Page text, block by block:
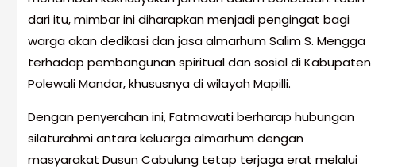
dari itu, mimbar ini diharapkan menjadi pengingat bagi
warga akan dedikasi dan jasa almarhum Salim S. Mengga
terhadap pembangunan spiritual dan sosial di Kabupaten
Polewali Mandar, khususnya di wilayah Mapilli.
Dengan penyerahan ini, Fatmawati berharap hubungan
silaturahmi antara keluarga almarhum dengan
masyarakat Dusun Cabulung tetap terjaga erat melalui